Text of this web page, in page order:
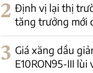
2 Định vị lại thị
tăng trưởng mới
3 Giá xăng dầu
E10RON95-III lùi